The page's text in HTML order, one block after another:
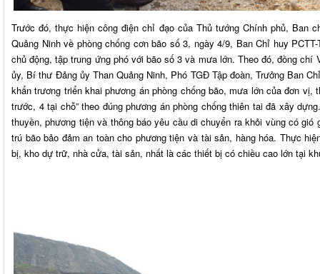
Trước đó, thực hiện công điện chỉ đạo của Thủ tướng Chính phủ, Ban
Quảng Ninh về phòng chống cơn bão số 3, ngày 4/9, Ban Chỉ huy
chủ động, tập trung ứng phó với bão số 3 và mưa lớn. Theo đó, đồng chí
ủy, Bí thư Đảng ủy Than Quảng Ninh, Phó TGĐ Tập đoàn, Trưởng Ban
khẩn trương triển khai phương án phòng chống bão, mưa lớn của đơn vị,
trước, 4 tại chỗ” theo đúng phương án phòng chống thiên tai đã xây
thuyền, phương tiện và thông báo yêu cầu di chuyển ra khỏi vùng có
trú bão bảo đảm an toàn cho phương tiện và tài sản, hàng hóa. Thực
bị, kho dự trữ, nhà cửa, tài sản, nhất là các thiết bị có chiều cao lớn tại